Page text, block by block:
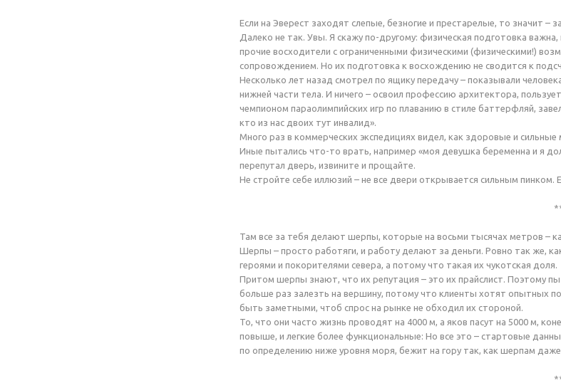
Если на Эверест заходят слепые, безногие и престарелые, то значит –
Далеко не так. Увы. Я скажу по-другому: физическая подготовка
прочие восходители с ограниченными физическими (физическими!)
сопровождением. Но их подготовка к восхождению не сводится к
Несколько лет назад смотрел по ящику передачу – показывали
нижней части тела. И ничего – освоил профессию архитектора,
чемпионом параолимпийских игр по плаванию в стиле баттерфляй,
кто из нас двоих тут инвалид».
Много раз в коммерческих экспедициях видел, как здоровые и
Иные пытались что-то врать, например «моя девушка беременна и я
перепутал дверь, извините и прощайте.
Не стройте себе иллюзий – не все двери открывается сильным
Там все за тебя делают шерпы, которые на восьми тысячах метров –
Шерпы – просто работяги, и работу делают за деньги. Ровно так же,
героями и покорителями севера, а потому что такая их чукотская доля.
Притом шерпы знают, что их репутация – это их прайслист. Поэтому
больше раз залезть на вершину, потому что клиенты хотят опытных
быть заметными, чтоб спрос на рынке не обходил их стороной.
То, что они часто жизнь проводят на 4000 м, а яков пасут на 5000 м,
повыше, и легкие более функциональные: Но все это – стартовые
по определению ниже уровня моря, бежит на гору так, как шерпам